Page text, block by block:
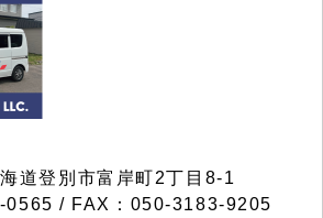
道登別市富岸町2丁目 8-1
/ FAX：050-3183-9205